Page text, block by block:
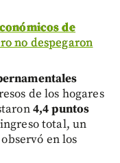
de
no despegaron
de los hogares
4,4 puntos
total, un
en los